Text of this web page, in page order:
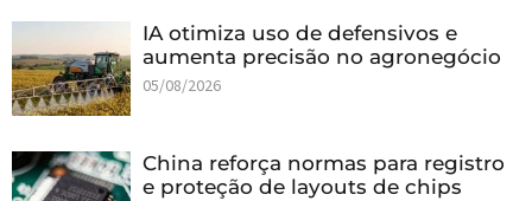
IA otimiza uso de defensivos e
aumenta precisão no agronegócio
05/08/2026
China reforça normas para registro
e proteção de layouts de chips